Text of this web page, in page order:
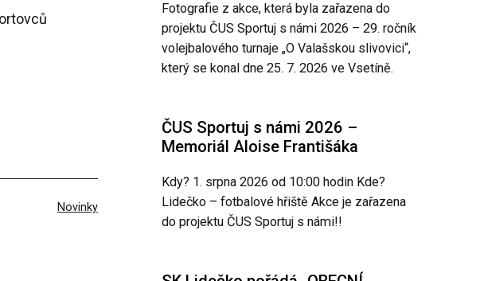
VNovinky
Fotografie z akce, která byla zařazena do
projektu ČUS Sportuj s námi 2026 – 29. ročník
volejbalového turnaje „O Valašskou slivovici“,
který se konal dne 25. 7. 2026 ve Vsetíně.
ČUS Sportuj s námi 2026 –
Memoriál Aloise Františáka
Kdy? 1. srpna 2026 od 10:00 hodin Kde?
Lidečko – fotbalové hřiště Akce je zařazena
do projektu ČUS Sportuj s námi!!